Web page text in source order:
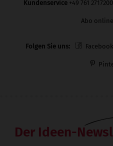
Kundenservice +49 761 2717200
Abo
Folgen Sie uns: Facebook
Der Ideen-